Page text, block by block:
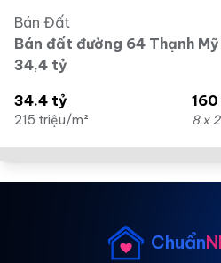
Bán Đất
Bán đất đường 64 Thạnh
34,4 tỷ
34.4 tỷ
215 triệu/m²
160
8 x
Chuẩn